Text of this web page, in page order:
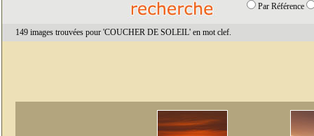
Par Référence
149 images trouvées pour 'COUCHER DE SOLEIL' en mot clef.